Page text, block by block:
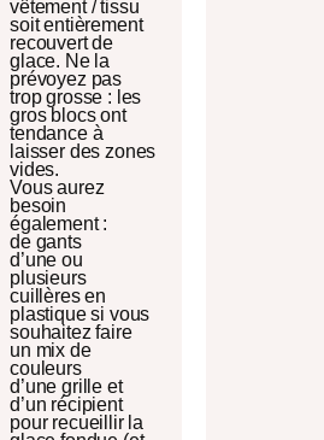
vêtement / tissu
soit entièrement
recouvert de
glace. Ne la
prévoyez pas
trop grosse : les
gros blocs ont
tendance à
laisser des zones
vides.
Vous aurez
besoin
également :
de gants
d’une ou
plusieurs
cuillères en
plastique si vous
souhaitez faire
un mix de
couleurs
d’une grille et
d’un récipient
pour recueillir la